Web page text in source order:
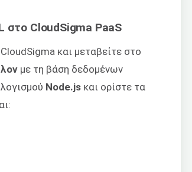
στο CloudSigma PaaS
και μεταβείτε στο
με τη βάση δεδομένων
Node.js και ορίστε τα